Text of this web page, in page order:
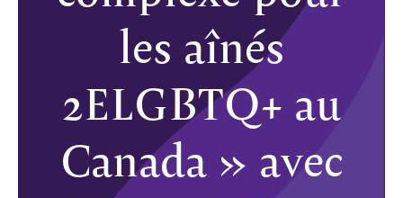
les aînés
2ELGBTQ+ au
Canada » avec